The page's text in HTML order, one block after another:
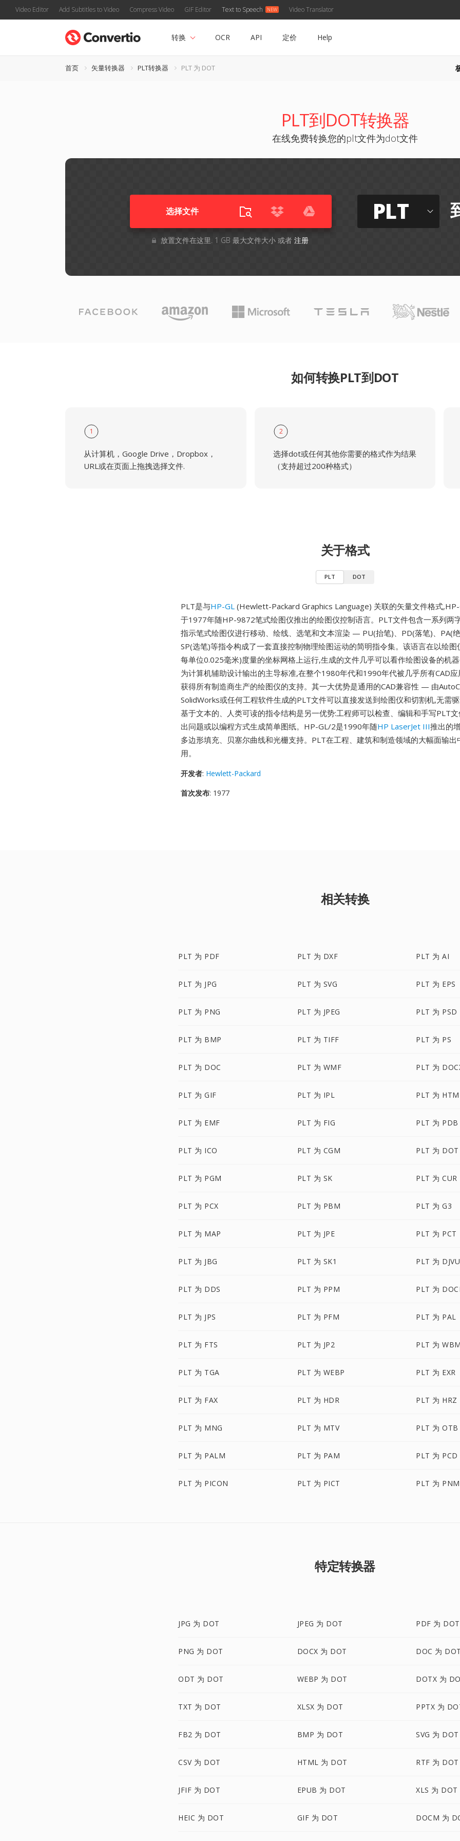
Video Editor Add Subtitles to Video Compress Video GIF Editor Text to Speech Video Translator
转换 OCR API 定价 Help
首页 矢量转换器 PLT转换器 PLT 为 DOT
PLT到DOT转换器
在线免费转换您的plt文件为dot文件
选择文件
放置文件在这里. 1 GB 最大文件大小 或者 注册
PLT
如何转换PLT到DOT
1
从计算机，Google Drive，Dropbox，
URL或在页面上拖拽选择文件.
2
选择dot或任何其他你需要的格式作为结果
（支持超过200种格式）
关于格式
PLT DOT
PLT是与HP-GL (Hewlett-Packard Graphics Language) 关联的矢量文件格式
于1977年随HP-9872笔式绘图仪推出的绘图仪控制语言。PLT文件包含一系列两
指示笔式绘图仪进行移动、绘线、选笔和文本渲染 — PU(抬笔)、PD(落笔)、PA(
SP(选笔)等指令构成了一套直接控制物理绘图运动的简明指令集。该语言在以绘图
每单位0.025毫米)度量的坐标网格上运行,生成的文件几乎可以看作绘图设备的机
为计算机辅助设计输出的主导标准,在整个1980年代和1990年代被几乎所有CAD
获得所有制造商生产的绘图仪的支持。其一大优势是通用的CAD兼容性 — 由
SolidWorks或任何工程软件生成的PLT文件可以直接发送到绘图仪和切割机,无需
基于文本的、人类可读的指令结构是另一优势:工程师可以检查、编辑和手写PLT
出问题或以编程方式生成简单图纸。HP-GL/2是1990年随HP LaserJet III推出的
多边形填充、贝塞尔曲线和光栅支持。PLT在工程、建筑和制造领域的大幅面输出
用。
开发者: Hewlett-Packard
首次发布: 1977
相关转换
PLT 为 PDF PLT 为 DXF PLT 为 AI
PLT 为 JPG PLT 为 SVG PLT 为 EPS
PLT 为 PNG PLT 为 JPEG PLT 为 PSD
PLT 为 BMP PLT 为 TIFF PLT 为 PS
PLT 为 DOC PLT 为 WMF PLT 为
PLT 为 GIF PLT 为 IPL PLT 为
PLT 为 EMF PLT 为 FIG PLT 为 PDB
PLT 为 ICO PLT 为 CGM PLT 为 DOT
PLT 为 PGM PLT 为 SK PLT 为 CUR
PLT 为 PCX PLT 为 PBM PLT 为 G3
PLT 为 MAP PLT 为 JPE PLT 为 PCT
PLT 为 JBG PLT 为 SK1 PLT 为 DJVU
PLT 为 DDS PLT 为 PPM PLT 为
PLT 为 JPS PLT 为 PFM PLT 为 PAL
PLT 为 FTS PLT 为 JP2 PLT 为
PLT 为 TGA PLT 为 WEBP PLT 为 EXR
PLT 为 FAX PLT 为 HDR PLT 为 HRZ
PLT 为 MNG PLT 为 MTV PLT 为 OTB
PLT 为 PALM PLT 为 PAM PLT 为 PCD
PLT 为 PICON PLT 为 PICT PLT 为 PNM
特定转换器
JPG 为 DOT JPEG 为 DOT PDF 为 DOT
PNG 为 DOT DOCX 为 DOT DOC 为
ODT 为 DOT WEBP 为 DOT DOTX 为
TXT 为 DOT XLSX 为 DOT PPTX 为
FB2 为 DOT BMP 为 DOT SVG 为 DOT
CSV 为 DOT HTML 为 DOT RTF 为 DOT
JFIF 为 DOT EPUB 为 DOT XLS 为 DOT
HEIC 为 DOT GIF 为 DOT DOCM 为